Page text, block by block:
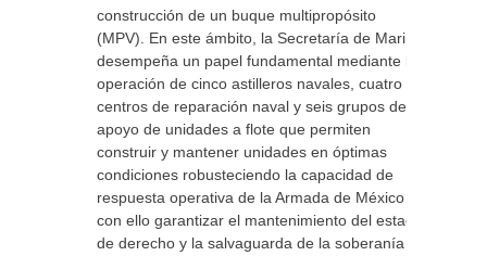
construcción de un buque multipropósito
(MPV). En este ámbito, la Secretaría de Marina
desempeña un papel fundamental mediante la
operación de cinco astilleros navales, cuatro
centros de reparación naval y seis grupos de
apoyo de unidades a flote que permiten
construir y mantener unidades en óptimas
condiciones robusteciendo la capacidad de
respuesta operativa de la Armada de México y
con ello garantizar el mantenimiento del estado
de derecho y la salvaguarda de la soberanía